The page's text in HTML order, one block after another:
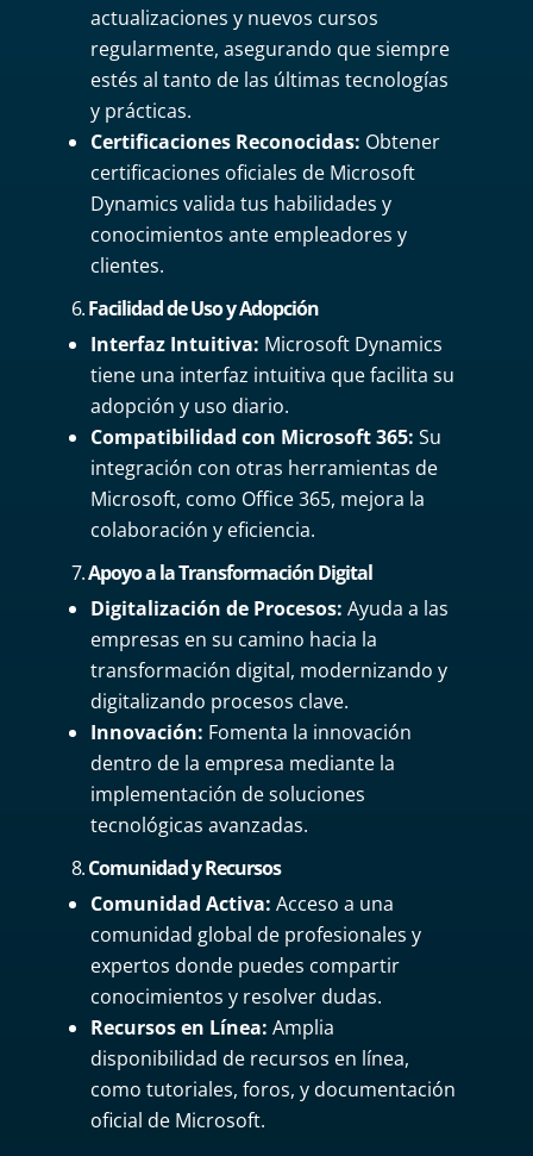
actualizaciones y nuevos cursos
regularmente, asegurando que siempre
estés al tanto de las últimas tecnologías
y prácticas.
Certificaciones Reconocidas: Obtener
certificaciones oficiales de Microsoft
Dynamics valida tus habilidades y
conocimientos ante empleadores y
clientes.
6.Facilidad de Uso y Adopción
Interfaz Intuitiva: Microsoft Dynamics
tiene una interfaz intuitiva que facilita su
adopción y uso diario.
Compatibilidad con Microsoft 365: Su
integración con otras herramientas de
Microsoft, como Office 365, mejora la
colaboración y eficiencia.
7.Apoyo a la Transformación Digital
Digitalización de Procesos: Ayuda a las
empresas en su camino hacia la
transformación digital, modernizando y
digitalizando procesos clave.
Innovación: Fomenta la innovación
dentro de la empresa mediante la
implementación de soluciones
tecnológicas avanzadas.
8.Comunidad y Recursos
Comunidad Activa: Acceso a una
comunidad global de profesionales y
expertos donde puedes compartir
conocimientos y resolver dudas.
Recursos en Línea: Amplia
disponibilidad de recursos en línea,
como tutoriales, foros, y documentación
oficial de Microsoft.